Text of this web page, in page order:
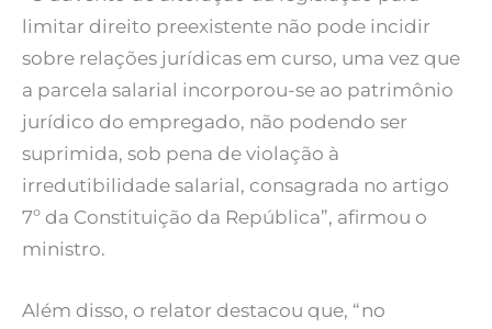
limitar direito preexistente não pode incidir
sobre relações jurídicas em curso, uma vez que
a parcela salarial incorporou-se ao patrimônio
jurídico do empregado, não podendo ser
suprimida, sob pena de violação à
irredutibilidade salarial, consagrada no artigo
7º da Constituição da República”, afirmou o
ministro.
Além disso, o relator destacou que, “no